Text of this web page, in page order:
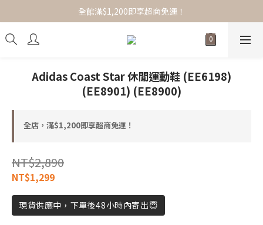
全館滿$1,200即享超商免運！
全館滿$1,200即享超商免運！
選品服飾/女裝/配件小物，任搭1+1免運！
Adidas Coast Star 休閒運動鞋 (EE6198)
(EE8901) (EE8900)
全店，滿$1,200即享超商免運！
NT$2,890
NT$1,299
現貨供應中，下單後48小時內寄出😇